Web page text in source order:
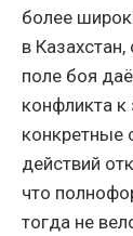
более
в
поле боя
конфликта
конкретные
действий
что
тогда не